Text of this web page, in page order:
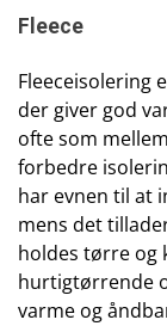
Fleece
Fleeceisolering
der giver god
ofte som
forbedre
har evnen til at
mens det
holdes tørre og
hurtigtørrende
varme og